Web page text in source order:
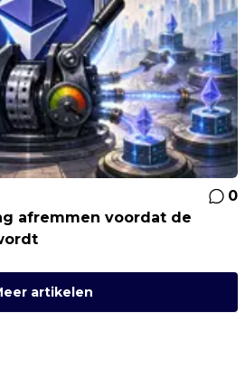
0
afremmen voordat de
artikelen